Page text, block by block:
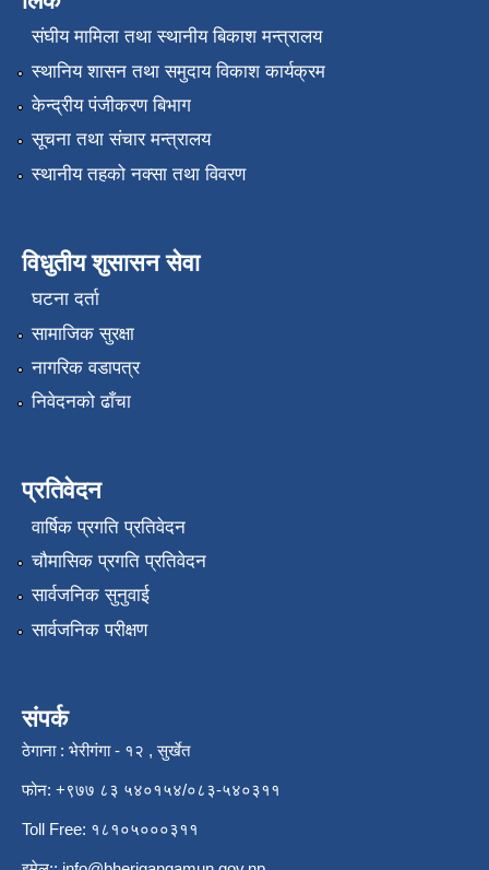
संघीय मामिला तथा स्थानीय बिकाश मन्त्रालय
स्थानिय शासन तथा समुदाय विकाश कार्यक्रम
केन्द्रीय पंजीकरण बिभाग
सूचना तथा संचार मन्त्रालय
स्थानीय तहको नक्सा तथा विवरण
विधुतीय शुसासन सेवा
घटना दर्ता
सामाजिक सुरक्षा
नागरिक वडापत्र
निवेदनको ढाँचा
प्रतिवेदन
वार्षिक प्रगति प्रतिवेदन
चौमासिक प्रगति प्रतिवेदन
सार्वजनिक सुनुवाई
सार्वजनिक परीक्षण
संपर्क
ठेगाना : भेरीगंगा - १२ , सुर्खेत
फोन: +९७७ ८३ ५४०१५४/०८३-५४०३११
Toll Free: १८१०५०००३११